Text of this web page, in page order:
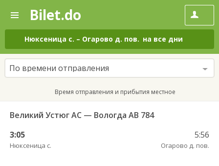
—
Поиск
и
покупка
билетов
на
автобус
онлайн
Bilet.do
Нюксеница с. – Огарово д. пов. на все дни
По времени отправления
Время отправления и прибытия местное
Великий Устюг АС — Вологда АВ 784
3:05
Нюксеница с.
5:56
Огарово д. пов.